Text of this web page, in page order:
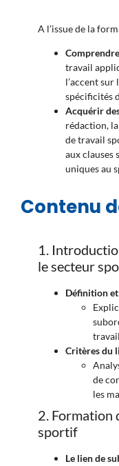
A l’issue de la
travail
l’accent
spécificités
Acquérir
rédaction,
de travail
aux clauses
uniques au
Contenu
1.
le secteur
Définition
Critères du
de
les
2. Formation
sportif
Le lien de